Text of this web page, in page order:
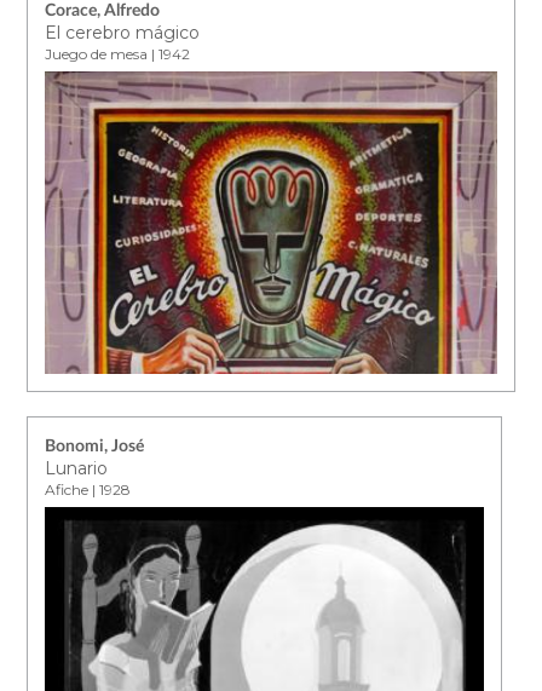
Corace, Alfredo
El cerebro mágico
Juego de mesa | 1942
Bonomi, José
Lunario
Afiche | 1928